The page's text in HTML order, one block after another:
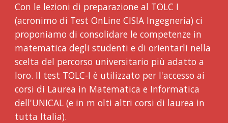
Con le lezioni di preparazione al TOLC I
(acronimo di Test OnLine CISIA Ingegneria) ci
proponiamo di consolidare le competenze in
matematica degli studenti e di orientarli nella
scelta del percorso universitario più adatto a
loro. Il test TOLC-I è utilizzato per l'accesso ai
corsi di Laurea in Matematica e Informatica
dell'UNICAL (e in m olti altri corsi di laurea in
tutta Italia).